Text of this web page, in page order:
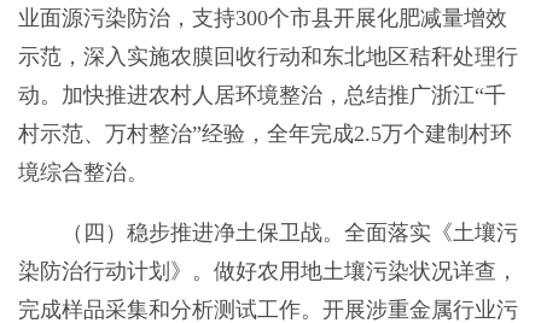
业面源污染防治，支持300个市县开展化肥减量增效
示范，深入实施农膜回收行动和东北地区秸秆处理行
动。加快推进农村人居环境整治，总结推广浙江“千
村示范、万村整治”经验，全年完成2.5万个建制村环
境综合整治。
（四）稳步推进净土保卫战。全面落实《土壤污
染防治行动计划》。做好农用地土壤污染状况详查，
完成样品采集和分析测试工作。开展涉重金属行业污